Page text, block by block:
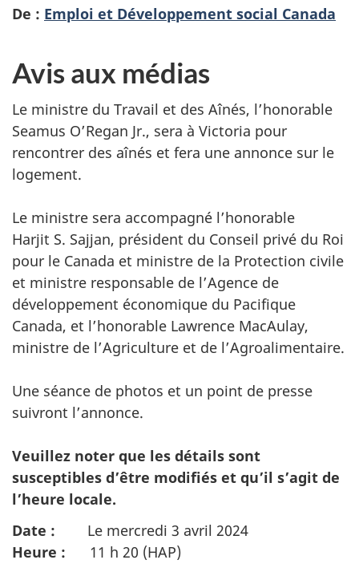
De : Emploi et Développement social Canada
Avis aux médias
Le ministre du Travail et des Aînés, l’honorable
Seamus O’Regan Jr., sera à Victoria pour
rencontrer des aînés et fera une annonce sur le
logement.
Le ministre sera accompagné l’honorable
Harjit S. Sajjan, président du Conseil privé du Roi
pour le Canada et ministre de la Protection civile
et ministre responsable de l’Agence de
développement économique du Pacifique
Canada, et l’honorable Lawrence MacAulay,
ministre de l’Agriculture et de l’Agroalimentaire.
Une séance de photos et un point de presse
suivront l’annonce.
Veuillez noter que les détails sont
susceptibles d’être modifiés et qu’il s’agit de
l’heure locale.
Date :
Le mercredi 3 avril 2024
Heure :
11 h 20 (HAP)